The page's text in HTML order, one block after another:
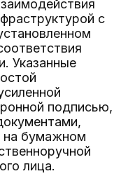
с
Указанные
подписью,
на бумажном
лица.